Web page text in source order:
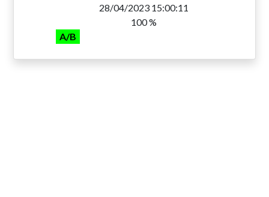
28/04/2023 15:00:11
100 %
A/B